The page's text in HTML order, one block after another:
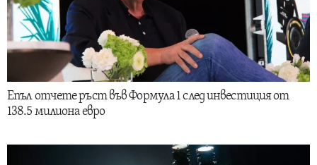
Епъл отчете ръст във Формула 1 след инвестиция от
138.5 милиона евро